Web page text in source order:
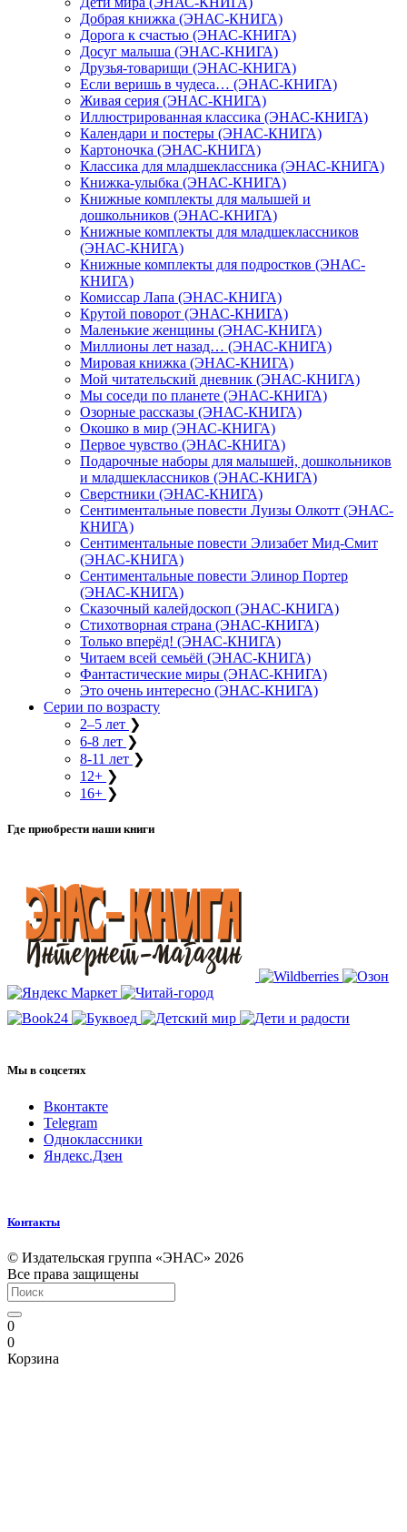
Добрая книжка (ЭНАС-КНИГА)
Дорога к счастью (ЭНАС-КНИГА)
Досуг малыша (ЭНАС-КНИГА)
Друзья-товарищи (ЭНАС-КНИГА)
Если веришь в чудеса… (ЭНАС-КНИГА)
Живая серия (ЭНАС-КНИГА)
Иллюстрированная классика (ЭНАС-КНИГА)
Календари и постеры (ЭНАС-КНИГА)
Картоночка (ЭНАС-КНИГА)
Классика для младшеклассника (ЭНАС-КНИГА)
Книжка-улыбка (ЭНАС-КНИГА)
Книжные комплекты для малышей и
дошкольников (ЭНАС-КНИГА)
Книжные комплекты для младшеклассников
(ЭНАС-КНИГА)
Книжные комплекты для подростков (ЭНАС-
КНИГА)
Комиссар Лапа (ЭНАС-КНИГА)
Крутой поворот (ЭНАС-КНИГА)
Маленькие женщины (ЭНАС-КНИГА)
Миллионы лет назад… (ЭНАС-КНИГА)
Мировая книжка (ЭНАС-КНИГА)
Мой читательский дневник (ЭНАС-КНИГА)
Мы соседи по планете (ЭНАС-КНИГА)
Озорные рассказы (ЭНАС-КНИГА)
Окошко в мир (ЭНАС-КНИГА)
Первое чувство (ЭНАС-КНИГА)
Подарочные наборы для малышей, дошкольников
и младшеклассников (ЭНАС-КНИГА)
Сверстники (ЭНАС-КНИГА)
Сентиментальные повести Луизы Олкотт (ЭНАС-
КНИГА)
Сентиментальные повести Элизабет Мид-Смит
(ЭНАС-КНИГА)
Сентиментальные повести Элинор Портер
(ЭНАС-КНИГА)
Сказочный калейдоскоп (ЭНАС-КНИГА)
Стихотворная страна (ЭНАС-КНИГА)
Только вперёд! (ЭНАС-КНИГА)
Читаем всей семьёй (ЭНАС-КНИГА)
Фантастические миры (ЭНАС-КНИГА)
Это очень интересно (ЭНАС-КНИГА)
Серии по возрасту
2–5 лет ❯
6-8 лет ❯
8-11 лет ❯
12+ ❯
16+ ❯
Где приобрести наши книги
Мы в соцсетях
Вконтакте
Telegram
Одноклассники
Яндекс.Дзен
Контакты
© Издательская группа «ЭНАС» 2026
Все права защищены
0
0
Корзина